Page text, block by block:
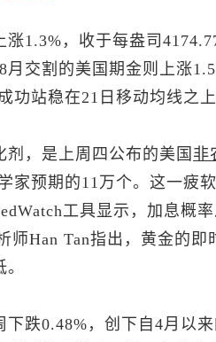
涨1.3%，收于每盎司
交割的美国期金则上涨
功站稳在21日移动均线之上
，是上周四公布的美国 非
家预期的11万个。这一疲
工具显示，加息概
师Han Tan指出，黄金的
下跌0.48%，创下自4月以